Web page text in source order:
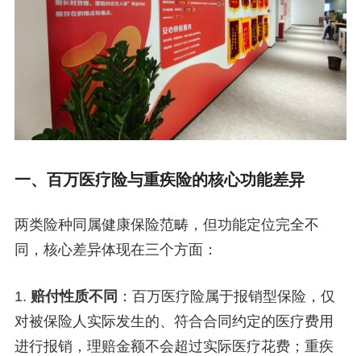
一、百万医疗险与重疾险的核心功能差异
两类险种同属健康保险范畴，但功能定位完全不
同，核心差异体现在三个方面：
1. 赔付性质不同 ：百万医疗险属于报销型保险，仅
对被保险人实际发生的、符合合同约定的医疗费用
进行报销，理赔金额不会超过实际医疗花费；重疾